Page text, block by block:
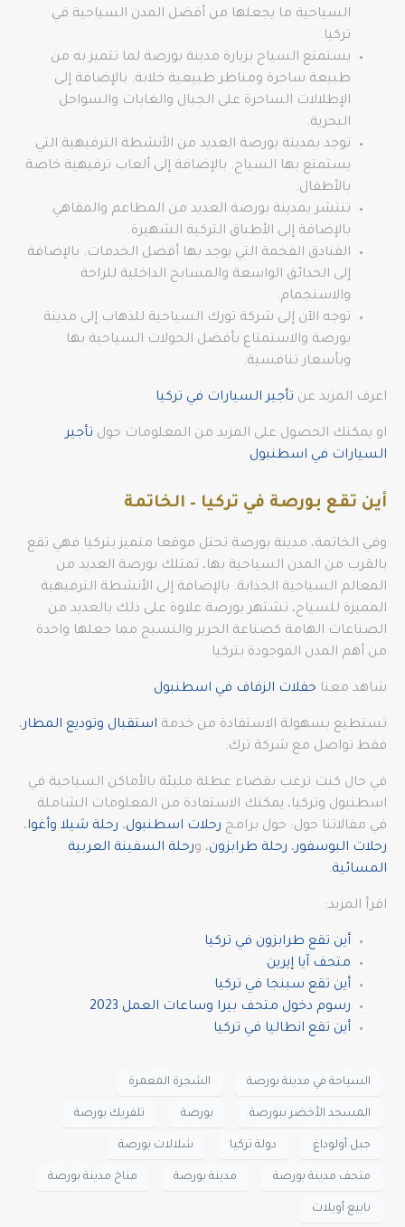
السياحية ما يجعلها من أفضل المدن السياحية في
تركيا.
يستمتع السياح بزيارة مدينة بورصة لما تتميز به من
طبيعة ساحرة ومناظر طبيعية خلابة. بالإضافة إلى
الإطلالات الساحرة على الجبال والغابات والسواحل
البحرية.
توجد بمدينة بورصة العديد من الأنشطة الترفيهية التي
يستمتع بها السياح. بالإضافة إلى ألعاب ترفيهية خاصة
بالأطفال.
تنتشر بمدينة بورصة العديد من المطاعم والمقاهي.
بالإضافة إلى الأطباق التركية الشهيرة.
الفنادق الفخمة التي يوجد بها أفضل الخدمات. بالإضافة
إلى الحدائق الواسعة والمسابح الداخلية للراحة
والاستجمام.
توجه الآن إلى شركة تورك السياحية للذهاب إلى مدينة
بورصة والاستمتاع بأفضل الجولات السياحية بها
وبأسعار تنافسية.
اعرف المزيد عن تأجير السيارات في تركيا
او يمكنك الحصول على المزيد من المعلومات حول تأجير
السيارات في اسطنبول
أين تقع بورصة في تركيا – الخاتمة
وفي الخاتمة، مدينة بورصة تحتل موقعا متميز بتركيا فهي تقع
بالقرب من المدن السياحية بها، تمتلك بورصة العديد من
المعالم السياحية الجذابة. بالإضافة إلى الأنشطة الترفيهية
المميزة للسياح، تشتهر بورصة علاوة على ذلك بالعديد من
الصناعات الهامة كصناعة الحرير والنسيج مما جعلها واحدة
من أهم المدن الموجودة بتركيا.
شاهد معنا حفلات الزفاف في اسطنبول
تستطيع بسهولة الاستفادة من خدمة استقبال وتوديع المطار،
فقط تواصل مع شركة ترك.
في حال كنت ترغب بقضاء عطلة مليئة بالأماكن السياحية في
اسطنبول وتركيا، يمكنك الاستفادة من المعلومات الشاملة
في مقالاتنا حول: حول برامج رحلات اسطنبول، رحلة شيلا وأغوا،
رحلات البوسفور، رحلة طرابزون، ورحلة السفينة العربية
المسائية.
اقرأ المزيد:
أين تقع طرابزون في تركيا
متحف آيا إيرين
أين تقع سبنجا في تركيا
رسوم دخول متحف بيرا وساعات العمل 2023
أين تقع انطاليا في تركيا
السياحة في مدينة بورصة الشجرة المعمرة
المسجد الأخضر ببورصة بورصة تلفريك بورصة
جبل أولوداغ دولة تركيا شلالات بورصة
متحف مدينة بورصة مدينة بورصة مناخ مدينة بورصة
نابيع أويلات